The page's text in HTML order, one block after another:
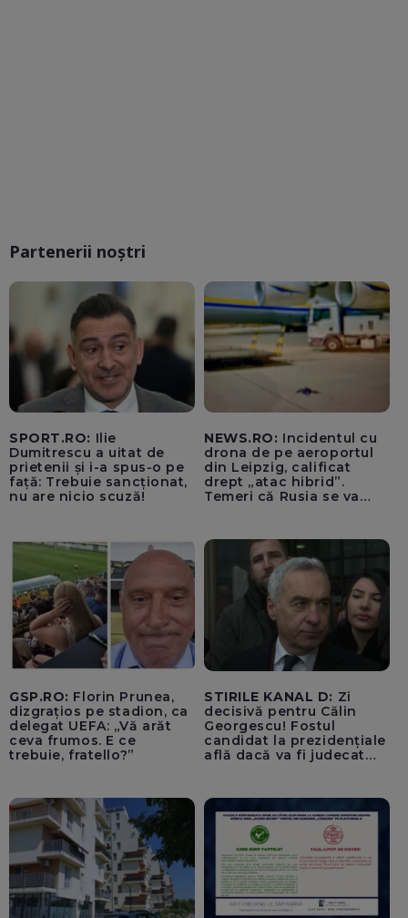
Partenerii noștri
SPORT.RO: Ilie
Dumitrescu a uitat de
prietenii și i-a spus-o pe
față: Trebuie sancționat,
nu are nicio scuză!
NEWS.RO: Incidentul cu
drona de pe aeroportul
din Leipzig, calificat
drept „atac hibrid”.
Temeri că Rusia se va
neagă informațiile că
avioanele ucrainene din
apropierea dronei ar fi
fost încărcate cu muniție
GSP.RO: Florin Prunea,
dizgrațios pe stadion, ca
delegat UEFA: „Vă arăt
ceva frumos. E ce
trebuie, fratello?”
STIRILE KANAL D: Zi
decisivă pentru Călin
Georgescu! Fostul
candidat la prezidențiale
află dacă va fi judecat